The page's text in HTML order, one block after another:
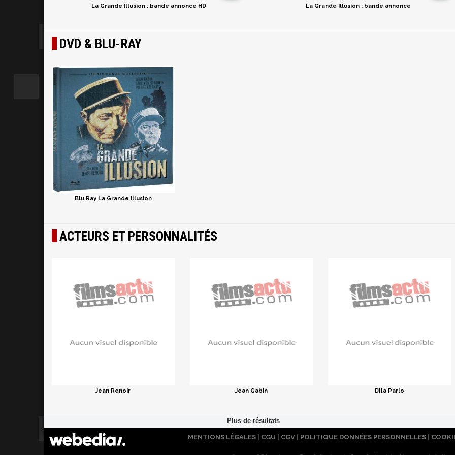
La Grande Illusion : bande annonce HD La Grande Illusion : bande annonce
DVD & BLU-RAY
Blu Ray La Grande illusion
ACTEURS ET PERSONNALITÉS
Jean Renoir Jean Gabin Dita Parlo
MENTIONS LÉGALES CGU CGV POLITIQUE DONNÉES PERSONNELLES